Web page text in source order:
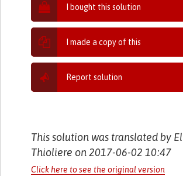
I bought this solution
I made a copy of this
Report solution
This solution was translated by
Thioliere on 2017-06-02 10:47
Click here to see the original version